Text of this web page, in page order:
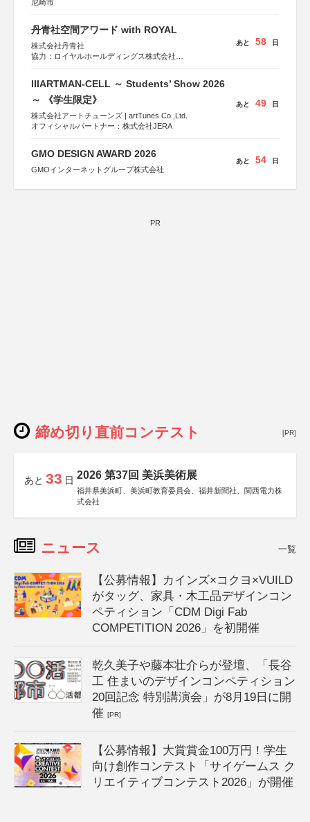
尼崎市
丹青社空間アワード with ROYAL
株式会社丹青社
協力：ロイヤルホールディングス株式会社
あと 58 日
IIIARTMAN-CELL ～ Students’ Show 2026
～ 《学生限定》
株式会社アートチューンズ | artTunes Co.,Ltd.
オフィシャルパートナー：株式会社JERA
あと 49 日
GMO DESIGN AWARD 2026
GMOインターネットグループ株式会社
あと 54 日
PR
締め切り直前コンテスト [PR]
あと 33 日 2026 第37回 美浜美術展
福井県美浜町、美浜町教育委員会、福井新聞社、関西電力株
式会社
ニュース 一覧
【公募情報】カインズ×コクヨ×VUILD
がタッグ、家具・木工品デザインコン
ペティション「CDM Digi Fab
COMPETITION 2026」を初開催
乾久美子や藤本壮介らが登壇、「長谷
工 住まいのデザインコンペティション
20回記念 特別講演会」が8月19日に開
催[PR]
【公募情報】大賞賞金100万円！学生
向け創作コンテスト「サイゲームス ク
リエイティブコンテスト2026」が開催